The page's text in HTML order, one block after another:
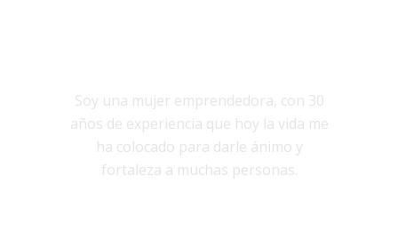
Soy una mujer emprendedora, con 30
años de experiencia que hoy la vida me
ha colocado para darle ánimo y
fortaleza a muchas personas.